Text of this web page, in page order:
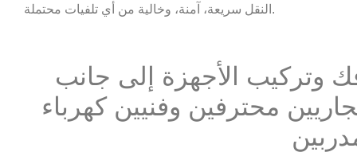
النقل سريعة، آمنة، وخالية من أي تلفيات محتملة.
وتركيب الأجهزة إلى جانب
محترفين وفنيين كهرباء